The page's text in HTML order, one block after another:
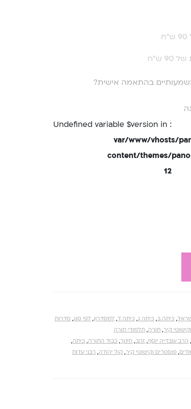
ש"ח
משמעותיים בהתאמה אישית?
: Undefined variable $version in
/var/www/vhosts/
content/themes/
12
, כיתה ב, כיתה ג, כיתה ד, למסדרון, לפי סוג, סדרות
קיר, תורה, תלמודי תורה
הרב עובדיה יוסף, זהב, חינוך, כבוד התורה, כיתה,
, פוסטרים וקישוטי קיר, קול יהודה, רבני עדות